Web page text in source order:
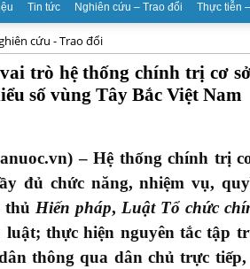
Tin tức Nghiên cứu – Trao đổi Thực tiễn
cứu - Trao đổi
trò hệ thống chính trị cơ
số vùng Tây Bắc Việt Nam
– Hệ thống chính trị
đủ chức năng, nhiệm vụ,
thủ Hiến pháp, Luật Tổ chức
luật; thực hiện nguyên tắc tập
thông qua dân chủ trực